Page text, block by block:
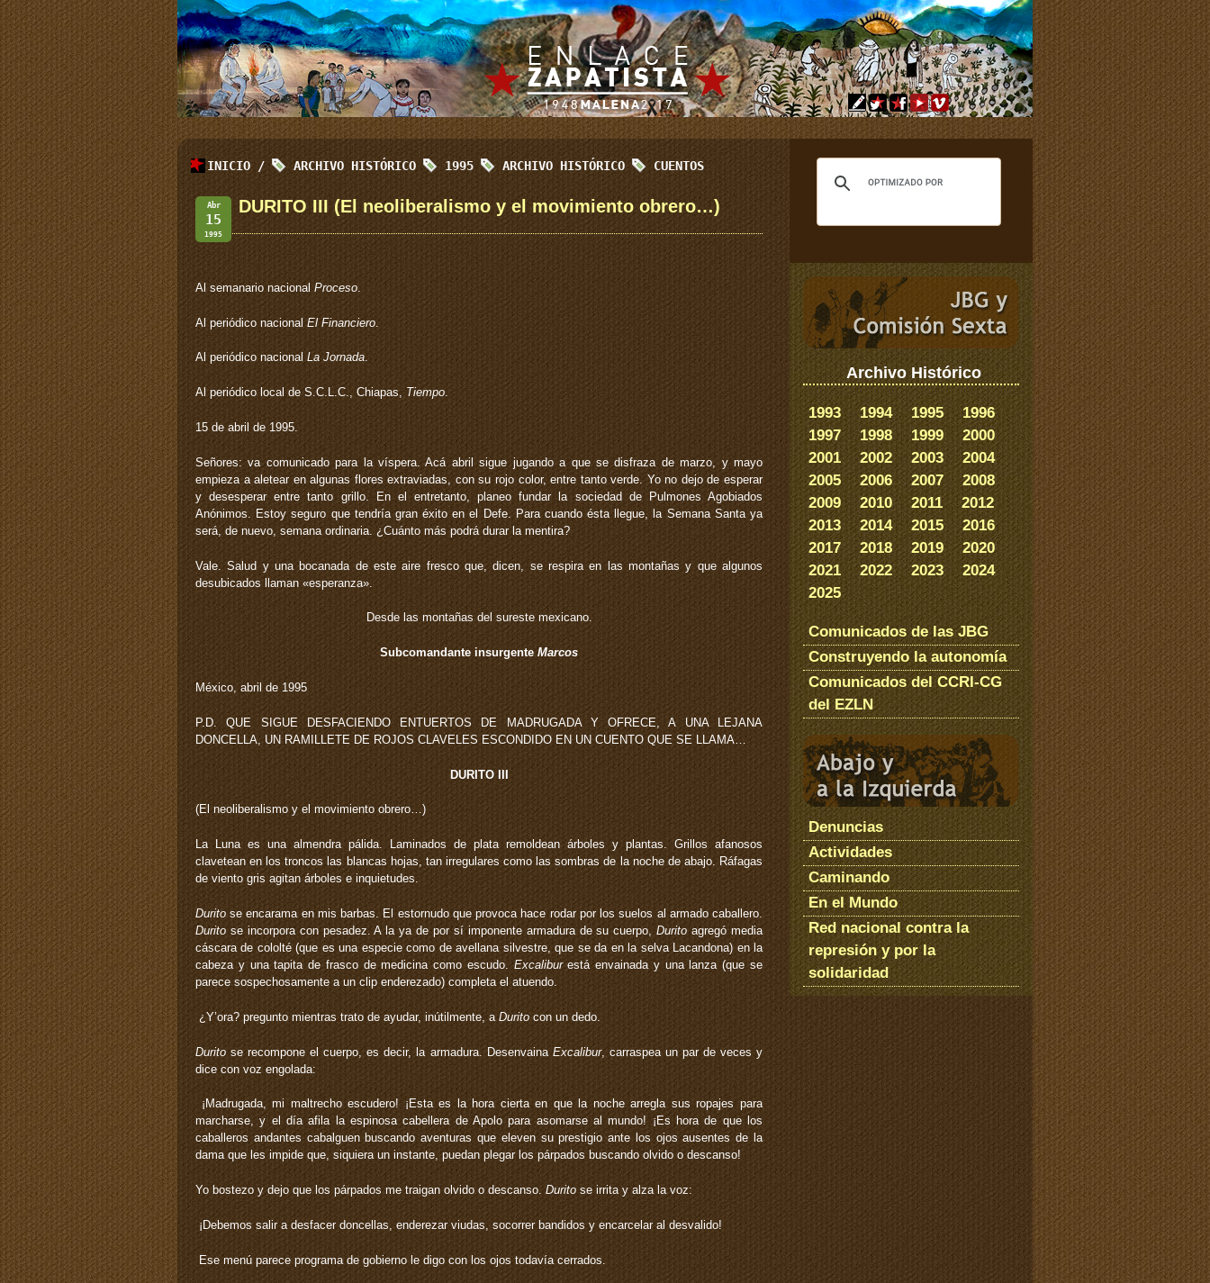
INICIO / ARCHIVO HISTÓRICO 1995 ARCHIVO HISTÓRICO CUENTOS
Abr
15
1995
DURITO III (El neoliberalismo y el movimiento obrero…)
Al semanario nacional Proceso
Al periódico nacional El Financiero
Al periódico nacional La Jornada.
Al periódico local de S.C.L.C., Chiapas, Tiempo.
15 de abril de 1995.
Señores: va comunicado para la víspera. Acá abril sigue jugando a que se disfraza de marzo, y mayo
empieza a aletear en algunas flores extraviadas, con su rojo color, entre tanto verde. Yo no dejo de esperar
y desesperar entre tanto grillo. En el entretanto, planeo fundar la sociedad de Pulmones Agobiados
Anónimos. Estoy seguro que tendría gran éxito en el Defe. Para cuando ésta llegue, la Semana Santa ya
será, de nuevo, semana ordinaria. ¿Cuánto más podrá durar la mentira?
Vale. Salud y una bocanada de este aire fresco que, dicen, se respira en las montañas y que algunos
desubicados llaman «esperanza».
Desde las montañas del sureste mexicano.
Subcomandante insurgenteMarcos
México, abril de 1995
P.D. QUE SIGUE DESFACIENDO ENTUERTOS DE MADRUGADA Y OFRECE, A UNA LEJANA
DONCELLA, UN RAMILLETE DE ROJOS CLAVELES ESCONDIDO EN UN CUENTO QUE SE LLAMA…
DURITO III
(El neoliberalismo y el movimiento obrero…)
La Luna es una almendra pálida. Laminados de plata remoldean árboles y plantas. Grillos afanosos
clavetean en los troncos las blancas hojas, tan irregulares como las sombras de la noche de abajo. Ráfagas
de viento gris agitan árboles e inquietudes.
Durito se encarama en mis barbas. El estornudo que provoca hace rodar por los suelos al armado caballero.
Durito se incorpora con pesadez. A la ya de por sí imponente armadura de su cuerpo,Durito agregó media
cáscara de cololté (que es una especie como de avellana silvestre, que se da en la selva Lacandona) en la
cabeza y una tapita de frasco de medicina como escudo.Excaliburestá envainada y una lanza (que se
parece sospechosamente a un clip enderezado) completa el atuendo.
­ ¿Y’ora? ­pregunto mientras trato de ayudar, inútilmente, a Durito con un dedo.
Durito se recompone el cuerpo, es decir, la armadura. Desenvaina Excalibur, carraspea un par de veces y
dice con voz engolada:
­ ¡Madrugada, mi maltrecho escudero! ¡Esta es la hora cierta en que la noche arregla sus ropajes para
marcharse, y el día afila la espinosa cabellera de Apolo para asomarse al mundo! ¡Es hora de que los
caballeros andantes cabalguen buscando aventuras que eleven su prestigio ante los ojos ausentes de la
dama que les impide que, siquiera un instante, puedan plegar los párpados buscando olvido o descanso!
Yo bostezo y dejo que los párpados me traigan olvido o descanso.Durito se irrita y alza la voz:
­ ¡Debemos salir a desfacer doncellas, enderezar viudas, socorrer bandidos y encarcelar al desvalido!
­ Ese menú parece programa de gobierno ­le digo con los ojos todavía cerrados.
Archivo Histórico
1993 1994 1995
1996
1997
1998 1999
2000
2001
2002 2003
2004
2005
2006 2007
2008
2009
2010 2011
2012
2013
2014 2015
2016
2017
2018 2019
2020
2021
2022 2023
2024
2025
Comunicados de las JBG
Construyendo la autonomía
Comunicados del CCRI-CG
del EZLN
Denuncias
Actividades
Caminando
En el Mundo
Red nacional contra la
represión y por la
solidaridad